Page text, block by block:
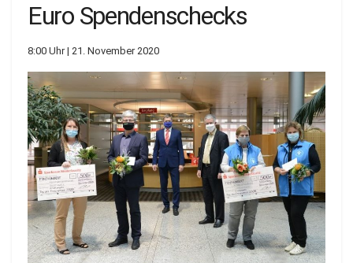
Euro Spendenschecks
8:00 Uhr | 21. November 2020